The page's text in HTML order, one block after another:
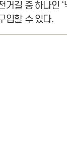
길 중 하나인
입할 수 있다.